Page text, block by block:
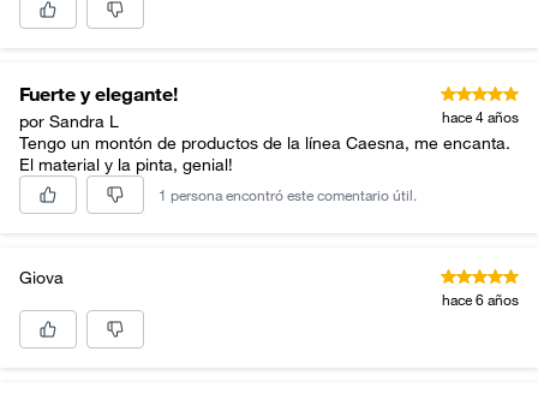
Fuerte y elegante!
por Sandra L hace 4 años
Tengo un montón de productos de la línea Caesna, me encanta.
El material y la pinta, genial!
1 persona encontró este comentario útil.
Giova
hace 6 años